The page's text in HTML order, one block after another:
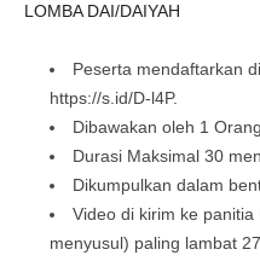
LOMBA DAI/DAIYAH
Peserta mendaftarkan
https://s.id/D-l4P.
Dibawakan oleh 1
Durasi Maksimal 30
Dikumpulkan dalam
Video di kirim ke
menyusul) paling lambat